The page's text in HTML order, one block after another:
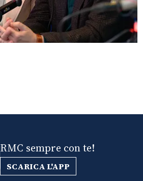
RMC sempre con te!
SCARICA L'APP